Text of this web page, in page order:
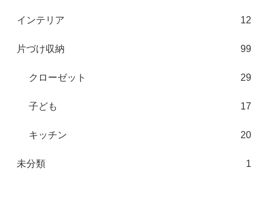
インテリア 12
片づけ収納 99
クローゼット 29
子ども 17
キッチン 20
未分類 1